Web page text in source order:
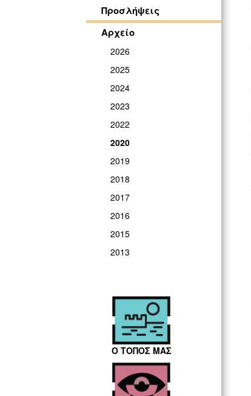
Προσλήψεις
Αρχείο
2026
2025
2024
2023
2022
2020
2019
2018
2017
2016
2015
2013
Ο ΤΟΠΟΣ ΜΑΣ